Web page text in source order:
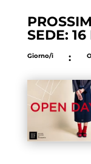
SEDE:
Giorno/i :